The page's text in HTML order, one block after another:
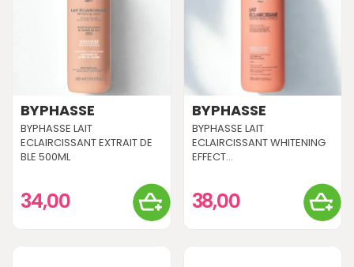
BYPHASSE
BYPHASSE LAIT
ECLAIRCISSANT EXTRAIT DE
BLE 500ML
34,00
BYPHASSE
BYPHASSE LAIT
ECLAIRCISSANT WHITENING
EFFECT...
38,00